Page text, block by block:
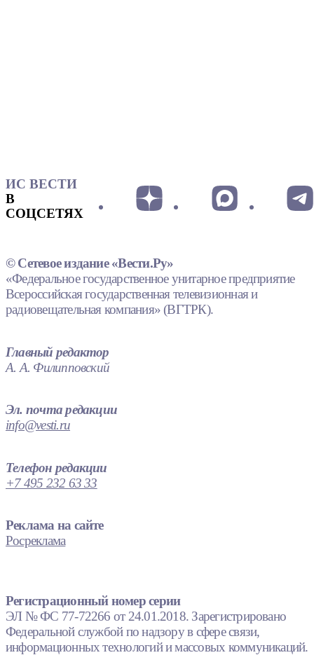
ИС ВЕСТИ
В
СОЦСЕТЯХ
© Сетевое издание «Вести.Ру»
«Федеральное государственное унитарное предприятие
Всероссийская государственная телевизионная и
радиовещательная компания» (ВГТРК).
Главный редактор
А. А. Филипповский
Эл. почта редакции
info@vesti.ru
Телефон редакции
+7 495 232 63 33
Реклама на сайте
Росреклама
Регистрационный номер серии
ЭЛ № ФС 77-72266 от 24.01.2018. Зарегистрировано
Федеральной службой по надзору в сфере связи,
информационных технологий и массовых коммуникаций.